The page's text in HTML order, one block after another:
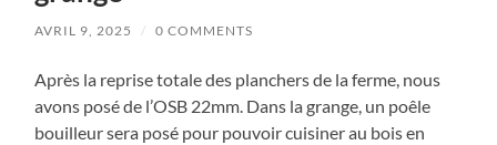
AVRIL 9, 2025 / 0 COMMENTS
Après la reprise totale des planchers de la ferme, nous
avons posé de l’OSB 22mm. Dans la grange, un poêle
bouilleur sera posé pour pouvoir cuisiner au bois en